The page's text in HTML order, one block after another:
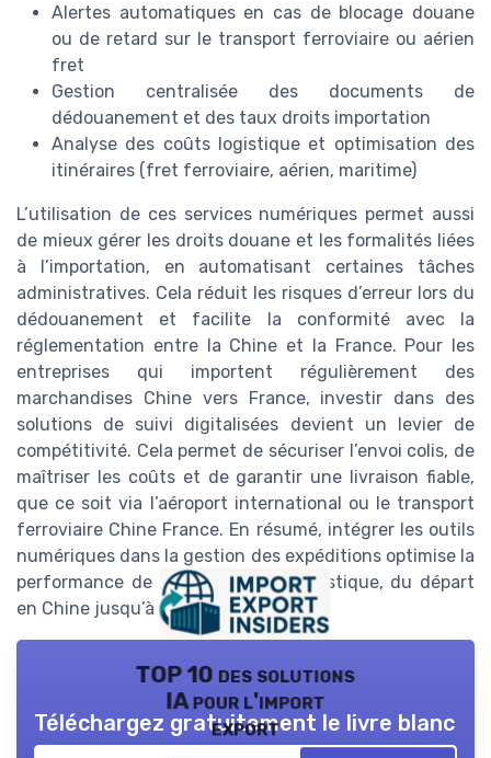
Alertes automatiques en cas de blocage douane
ou de retard sur le transport ferroviaire ou aérien
fret
Gestion centralisée des documents de
dédouanement et des taux droits importation
Analyse des coûts logistique et optimisation des
itinéraires (fret ferroviaire, aérien, maritime)
L’utilisation de ces services numériques permet aussi
de mieux gérer les droits douane et les formalités liées
à l’importation, en automatisant certaines tâches
administratives. Cela réduit les risques d’erreur lors du
dédouanement et facilite la conformité avec la
réglementation entre la Chine et la France. Pour les
entreprises qui importent régulièrement des
marchandises Chine vers France, investir dans des
solutions de suivi digitalisées devient un levier de
compétitivité. Cela permet de sécuriser l’envoi colis, de
maîtriser les coûts et de garantir une livraison fiable,
que ce soit via l’aéroport international ou le transport
ferroviaire Chine France. En résumé, intégrer les outils
numériques dans la gestion des expéditions optimise la
performance de toute la chaîne logistique, du départ
en Chine jusqu’à l’arrivée en France.
TOP 10 des solutions
IA pour l'import
export
Téléchargez gratuitement le livre blanc